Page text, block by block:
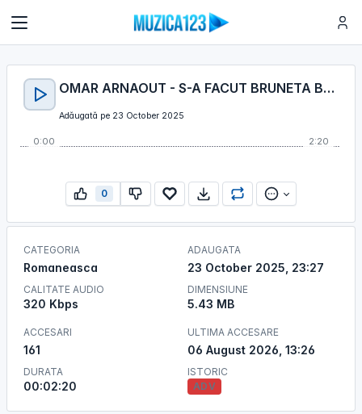
OMAR ARNAOUT - S-A FACUT BRUNETA BLONDA
Adăugată pe 23 October 2025
0:00 2:20
0
CATEGORIA
Romaneasca
CALITATE AUDIO
320 Kbps
ADAUGATA
23 October 2025, 23:27
DIMENSIUNE
5.43 MB
ACCESARI
161
DURATA
00:02:20
ULTIMA ACCESARE
06 August 2026, 13:26
ISTORIC
ADV